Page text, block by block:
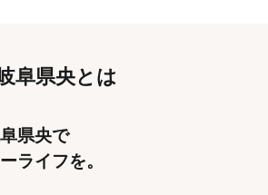
阜県央とは
県央で
ライフを。